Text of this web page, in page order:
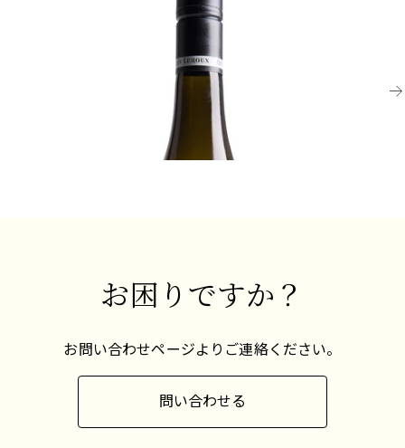
な品種で、チリや南アフリカにも広く栽培されて
おり、ニュージーランドでは2番目に多く栽培され
ています。暖かい気候では、シャルドネは成熟の
最終段階で非常に高い糖度に達する傾向があり、
これは酸味を犠牲にすることがあります。遅摘み
は一般的な問題で、構造や定義が欠けた、ふわっ
とした味わいのワインになることがあります。
2023 ブルゴーニュ・ブラン、バンジャマン・ル
¥10,450 (税込) - 750ml
お困りですか？
お問い合わせページよりご連絡ください。
問い合わせる